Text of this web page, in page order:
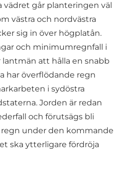
vädret går planteringen väl
västra och nordvästra
sig in över högplatån.
och minimumregnfall i
att hålla en snabb
har överflödande regn
i sydöstra
Jorden är redan
och förutsägs bli
under den kommande
ska ytterligare fördröja